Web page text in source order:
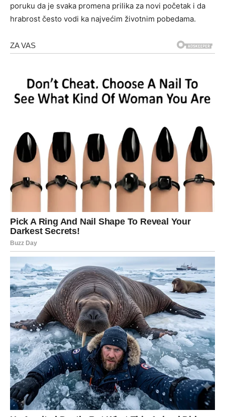
poruku da je svaka promena prilika za novi početak i da
hrabrost često vodi ka najvećim životnim pobedama.